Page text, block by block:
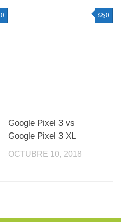
0 0
Google Pixel 3 vs
Google Pixel 3 XL
OCTUBRE 10, 2018